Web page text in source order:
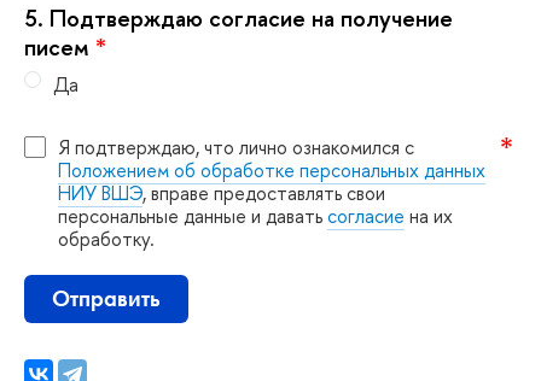
5. Подтверждаю согласие на получение
писем *
Да
Я подтверждаю, что лично ознакомился с
Положением об обработке персональных данных
НИУ ВШЭ, вправе предоставлять свои
персональные данные и даватьсогласие на их
обработку.
Отправить